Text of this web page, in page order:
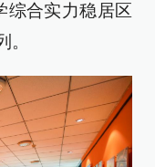
综合实力稳居区